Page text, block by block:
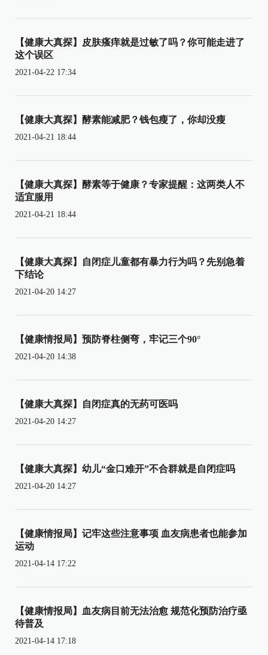
【健康大真探】皮肤瘙痒就是过敏了吗？你可能走进了
这个误区
2021-04-22 17:34
【健康大真探】酵素能减肥？钱包瘦了，你却没瘦
2021-04-21 18:44
【健康大真探】酵素等于健康？专家提醒：这两类人不
适宜服用
2021-04-21 18:44
【健康大真探】自闭症儿童都有暴力行为吗？先别急着
下结论
2021-04-20 14:27
【健康情报局】预防脊柱侧弯，牢记三个90°
2021-04-20 14:38
【健康大真探】自闭症真的无药可医吗
2021-04-20 14:27
【健康大真探】幼儿“金口难开”不合群就是自闭症吗
2021-04-20 14:27
【健康情报局】记牢这些注意事项 血友病患者也能参加
运动
2021-04-14 17:22
【健康情报局】血友病目前无法治愈 规范化预防治疗亟
待普及
2021-04-14 17:18